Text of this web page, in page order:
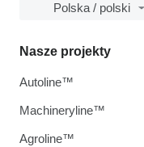
Polska / polski
Nasze projekty
Autoline™
Machineryline™
Agroline™